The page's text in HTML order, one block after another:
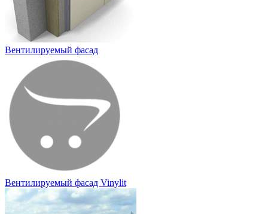
Вентилируемый фасад
Вентилируемый фасад Vinylit